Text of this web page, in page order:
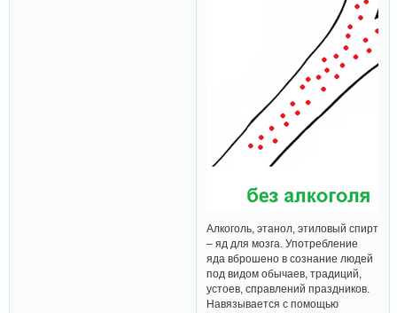
Алкоголь, этанол, этиловый спирт
– яд для мозга. Употребление
яда вброшено в сознание людей
под видом обычаев, традиций,
устоев, справлений праздников.
Навязывается с помощью